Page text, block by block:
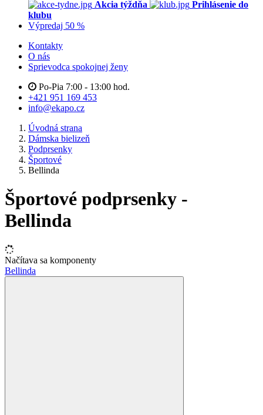
Akcia týždňa
Prihlásenie do
klubu
Výpredaj 50 %
Kontakty
O nás
Sprievodca spokojnej ženy
Po-Pia 7:00 - 13:00 hod.
+421 951 169 453
info@ekapo.cz
Úvodná strana
Dámska bielizeň
Podprsenky
Športové
Bellinda
Športové podprsenky -
Bellinda
Načítava sa komponenty
Bellinda